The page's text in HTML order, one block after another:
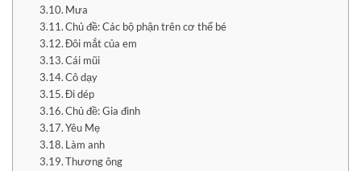
Mưa
Chủ đề: Các bộ phận trên cơ thể bé
Đôi mắt của em
Cái mũi
Cô dạy
Đi dép
Chủ đề: Gia đình
Yêu Mẹ
Làm anh
Thương ông